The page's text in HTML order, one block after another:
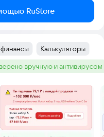
RuStore
Тег:
Калькуляторы
вручную и антивирусом